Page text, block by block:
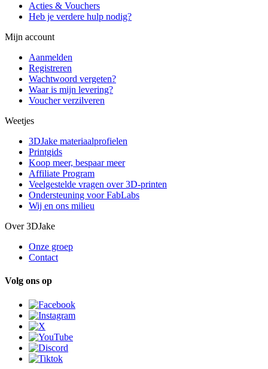
Acties & Vouchers
Heb je verdere hulp nodig?
Mijn account
Aanmelden
Registreren
Wachtwoord vergeten?
Waar is mijn levering?
Voucher verzilveren
Weetjes
3DJake materiaalprofielen
Printgids
Koop meer, bespaar meer
Affiliate Program
Veelgestelde vragen over 3D-printen
Ondersteuning voor FabLabs
Wij en ons milieu
Over 3DJake
Onze groep
Contact
Volg ons op